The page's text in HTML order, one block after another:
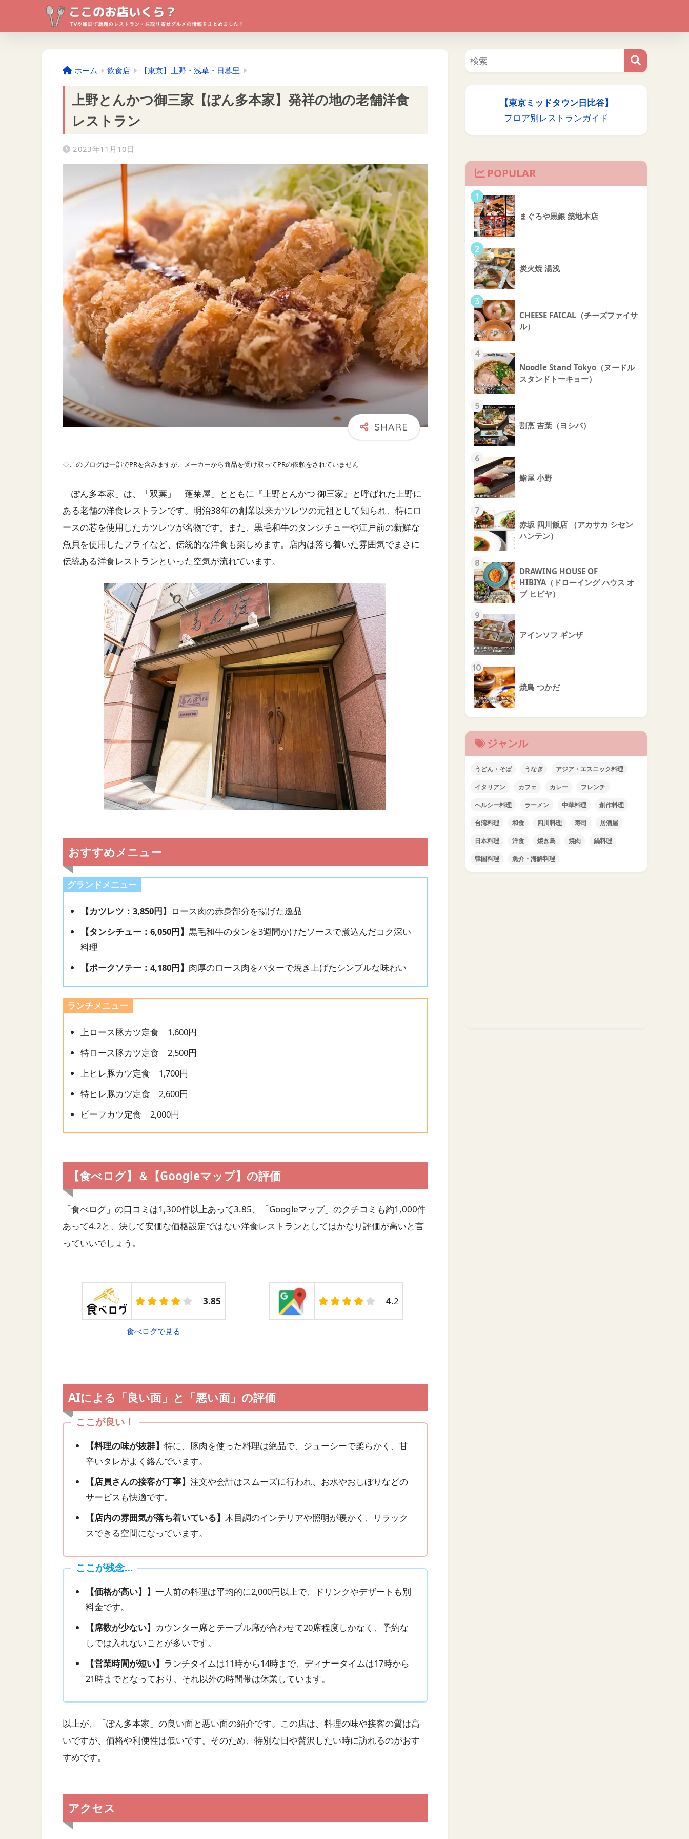
ホーム 飲食店 【東京】上野・浅草・日暮里
上野とんかつ御三家【ぽん多本家】発祥の地の老舗洋食
レストラン
2023年11月10日
◇このブログは一部でPRを含みますが、メーカーから商品を受け取ってPRの依頼をされていません
「ぽん多本家」は、「双葉」「蓬莱屋」とともに『上野とんかつ 御三家』と呼ばれた上野に
ある老舗の洋食レストランです。明治38年の創業以来カツレツの元祖として知られ、特にロ
ースの芯を使用したカツレツが名物です。また、黒毛和牛のタンシチューや江戸前の新鮮な
魚貝を使用したフライなど、伝統的な洋食も楽しめます。店内は落ち着いた雰囲気でまさに
伝統ある洋食レストランといった空気が流れています。
おすすめメニュー
グランドメニュー
【カツレツ：3,850円】 ロース肉の赤身部分を揚げた逸品
【タンシチュー：6,050円】黒毛和牛のタンを3週間かけたソースで煮込んだコク深い
料理
【ポークソテー：4,180円】 肉厚のロース肉をバターで焼き上げたシンプルな味わい
ランチメニュー
上ロース豚カツ定食 1,600円
特ロース豚カツ定食 2,500円
上ヒレ豚カツ定食 1,700円
特ヒレ豚カツ定食 2,600円
ビーフカツ定食 2,000円
【食べログ】＆【Googleマップ】の評価
「食べログ」の口コミは1,300件以上あって3.85、「Googleマップ」のクチコミも約1,000件
あって4.2と、決して安価な価格設定ではない洋食レストランとしてはかなり評価が高いと言
っていいでしょう。
3.85
食べログで見る
4.2
AIによる「良い面」と「悪い面」の評価
ここが良い！
【料理の味が抜群】特に、豚肉を使った料理は絶品で、ジューシーで柔らかく、甘
辛いタレがよく絡んでいます。
【店員さんの接客が丁寧】注文や会計はスムーズに行われ、お水やおしぼりなどの
サービスも快適です。
【店内の雰囲気が落ち着いている】木目調のインテリアや照明が暖かく、リラック
スできる空間になっています。
ここが残念…
【価格が高い】】一人前の料理は平均的に2,000円以上で、ドリンクやデザートも別
料金です。
【席数が少ない】 カウンター席とテーブル席が合わせて20席程度しかなく、予約な
しでは入れないことが多いです。
【営業時間が短い】 ランチタイムは11時から14時まで、ディナータイムは17時から
21時までとなっており、それ以外の時間帯は休業しています。
以上が、「ぽん多本家」の良い面と悪い面の紹介です。この店は、料理の味や接客の質は高
いですが、価格や利便性は低いです。そのため、特別な日や贅沢したい時に訪れるのがおす
すめです。
アクセス
【東京ミッドタウン日比谷】
フロア別レストランガイド
POPULAR
1
まぐろや黒銀 築地本店
2
炭火焼 湯浅
3
CHEESE FAICAL（チーズファイサ
ル）
4
Noodle Stand Tokyo（ヌードル
スタンドトーキョー）
5
割烹 吉葉（ヨシバ）
6
鮨屋 小野
7
赤坂 四川飯店 （アカサカ シセン
ハンテン）
8
DRAWING HOUSE OF
HIBIYA（ドローイング ハウス オ
ブ ヒビヤ）
9
アインソフ ギンザ
10
焼鳥 つかだ
ジャンル
うどん・そば うなぎ アジア・エスニック料理
イタリアン カフェ カレー フレンチ
ヘルシー料理 ラーメン 中華料理 創作料理
台湾料理 和食 四川料理 寿司 居酒屋
日本料理 洋食 焼き鳥 焼肉 鍋料理
韓国料理 魚介・海鮮料理